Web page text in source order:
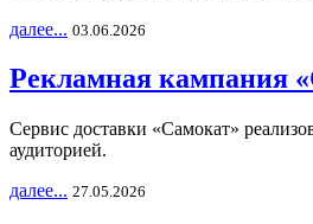
далее... 03.06.2026
Рекламная кампания
Сервис доставки «Самокат»
аудиторией.
далее... 27.05.2026